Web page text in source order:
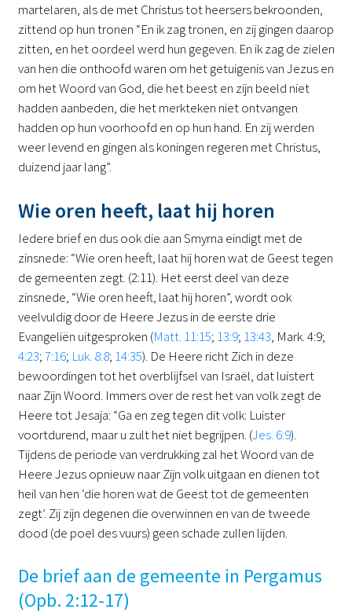
martelaren, als de met Christus tot heersers bekroonden,
zittend op hun tronen “En ik zag tronen, en zij gingen daarop
zitten, en het oordeel werd hun gegeven. En ik zag de zielen
van hen die onthoofd waren om het getuigenis van Jezus en
om het Woord van God, die het beest en zijn beeld niet
hadden aanbeden, die het merkteken niet ontvangen
hadden op hun voorhoofd en op hun hand. En zij werden
weer levend en gingen als koningen regeren met Christus,
duizend jaar lang”.
Wie oren heeft, laat hij horen
Iedere brief en dus ook die aan Smyrna eindigt met de
zinsnede: “Wie oren heeft, laat hij horen wat de Geest tegen
de gemeenten zegt. (2:11). Het eerst deel van deze
zinsnede, “Wie oren heeft, laat hij horen”, wordt ook
veelvuldig door de Heere Jezus in de eerste drie
Evangeliën uitgesproken (Matt. 11:15; 13:9; 13:43, Mark. 4:9;
4:23;7:16; Luk. 8:8; 14:35). De Heere richt Zich in deze
bewoordingen tot het overblijfsel van Israël, dat luistert
naar Zijn Woord. Immers over de rest het van volk zegt de
Heere tot Jesaja: “Ga en zeg tegen dit volk: Luister
voortdurend, maar u zult het niet begrijpen. (Jes. 6:9).
Tijdens de periode van verdrukking zal het Woord van de
Heere Jezus opnieuw naar Zijn volk uitgaan en dienen tot
heil van hen ‘die horen wat de Geest tot de gemeenten
zegt’. Zij zijn degenen die overwinnen en van de tweede
dood (de poel des vuurs) geen schade zullen lijden.
De brief aan de gemeente in Pergamus
(Opb. 2:12-17)